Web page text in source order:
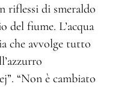
riflessi di smeraldo
del fiume. L’acqua
che avvolge tutto
“Non è cambiato